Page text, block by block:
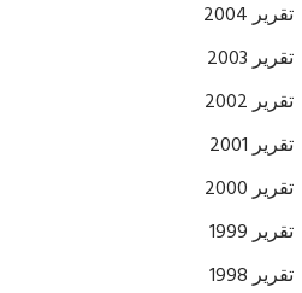
تقرير 2004
تقرير 2003
تقرير 2002
تقرير 2001
تقرير 2000
تقرير 1999
تقرير 1998